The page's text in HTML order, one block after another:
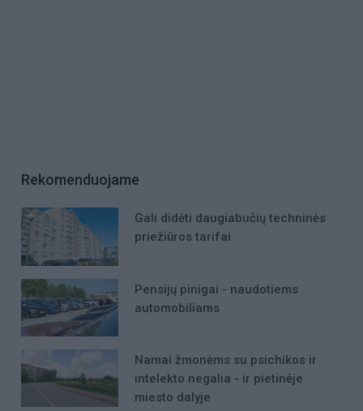
Rekomenduojame
Gali didėti daugiabučių techninės
priežiūros tarifai
Pensijų pinigai - naudotiems
automobiliams
Namai žmonėms su psichikos ir
intelekto negalia - ir pietinėje
miesto dalyje